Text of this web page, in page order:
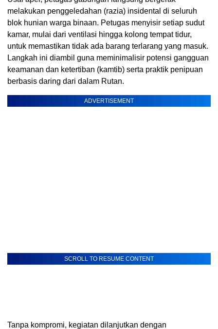
melakukan penggeledahan (razia) insidental di seluruh
blok hunian warga binaan. Petugas menyisir setiap sudut
kamar, mulai dari ventilasi hingga kolong tempat tidur,
untuk memastikan tidak ada barang terlarang yang masuk.
Langkah ini diambil guna meminimalisir potensi gangguan
keamanan dan ketertiban (kamtib) serta praktik penipuan
berbasis daring dari dalam Rutan.
ADVERTISEMENT
SCROLL TO RESUME CONTENT
Tanpa kompromi, kegiatan dilanjutkan dengan